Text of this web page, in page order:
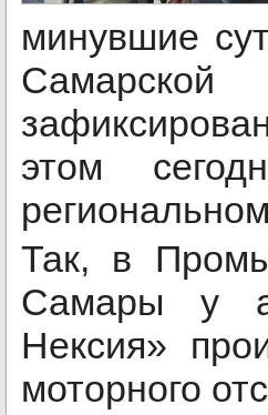
минувшие
этом
Так, в
Самары у
Нексия»
моторного